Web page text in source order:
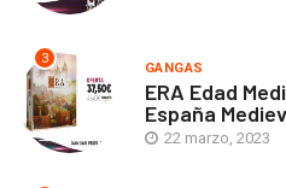
3
GANGAS
ERA Edad
España
22 marzo, 2023